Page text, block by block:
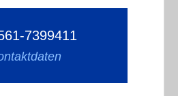
7399411